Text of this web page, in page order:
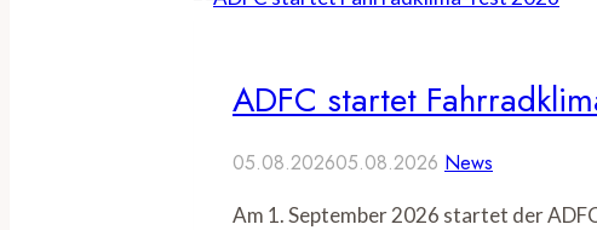
ADFC startet
05.08.202605.08.2026 News
Am 1. September 2026 startet der